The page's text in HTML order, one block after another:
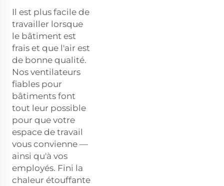
Il est plus facile de
travailler lorsque
le bâtiment est
frais et que l'air est
de bonne qualité.
Nos ventilateurs
fiables pour
bâtiments font
tout leur possible
pour que votre
espace de travail
vous convienne —
ainsi qu'à vos
employés. Fini la
chaleur étouffante